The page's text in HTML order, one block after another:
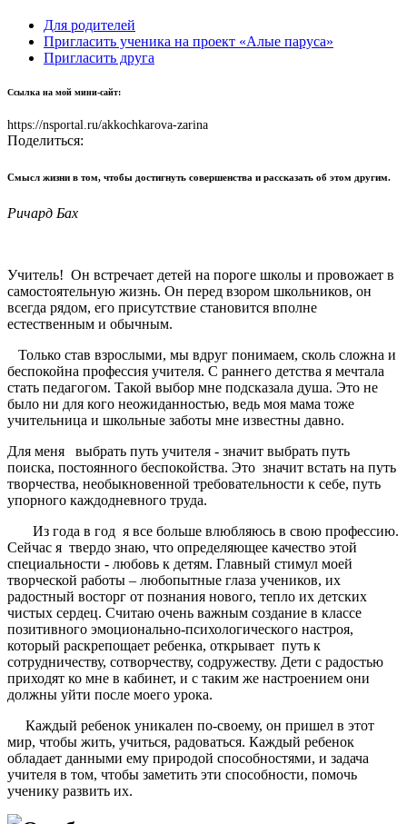
Для родителей
Пригласить ученика на проект «Алые паруса»
Пригласить друга
Ссылка на мой мини-сайт:
https://nsportal.ru/akkochkarova-zarina
Поделиться:
Смысл жизни в том, чтобы достигнуть совершенства и рассказать об этом другим.
Ричард Бах
Учитель! Он встречает детей на пороге школы и провожает в
самостоятельную жизнь. Он перед взором школьников, он
всегда рядом, его присутствие становится вполне
естественным и обычным.
Только став взрослыми, мы вдруг понимаем, сколь сложна и
беспокойна профессия учителя. С раннего детства я мечтала
стать педагогом. Такой выбор мне подсказала душа. Это не
было ни для кого неожиданностью, ведь моя мама тоже
учительница и школьные заботы мне известны давно.
Для меня выбрать путь учителя - значит выбрать путь
поиска, постоянного беспокойства. Это значит встать на путь
творчества, необыкновенной требовательности к себе, путь
упорного каждодневного труда.
Из года в год я все больше влюбляюсь в свою профессию.
Сейчас я твердо знаю, что определяющее качество этой
специальности - любовь к детям. Главный стимул моей
творческой работы – любопытные глаза учеников, их
радостный восторг от познания нового, тепло их детских
чистых сердец. Считаю очень важным создание в классе
позитивного эмоционально-психологического настроя,
который раскрепощает ребенка, открывает путь к
сотрудничеству, сотворчеству, содружеству. Дети с радостью
приходят ко мне в кабинет, и с таким же настроением они
должны уйти после моего урока.
Каждый ребенок уникален по-своему, он пришел в этот
мир, чтобы жить, учиться, радоваться. Каждый ребенок
обладает данными ему природой способностями, и задача
учителя в том, чтобы заметить эти способности, помочь
ученику развить их.